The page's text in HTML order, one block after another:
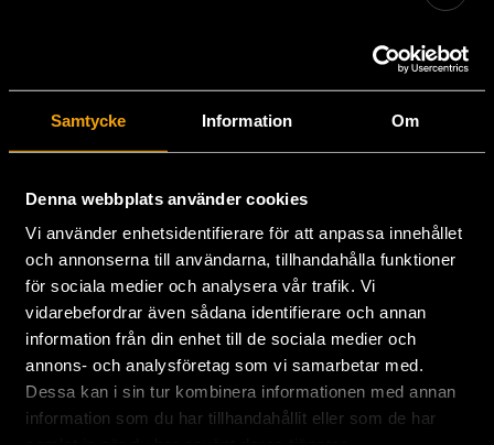
Samtycke Information Om
Denna webbplats använder cookies
Vi använder enhetsidentifierare för att anpassa innehållet
och annonserna till användarna, tillhandahålla funktioner
för sociala medier och analysera vår trafik. Vi
vidarebefordrar även sådana identifierare och annan
information från din enhet till de sociala medier och
annons- och analysföretag som vi samarbetar med.
Dessa kan i sin tur kombinera informationen med annan
information som du har tillhandahållit eller som de har
Stockholms Stadsmission
Huvudkontor:
Hesselmans Torg 14
08-684 230 00
info [at]stadsmissionen.se(info[at]stadsmissionen[dot]se)
Postadress:
Box 35
131 06 NACKA